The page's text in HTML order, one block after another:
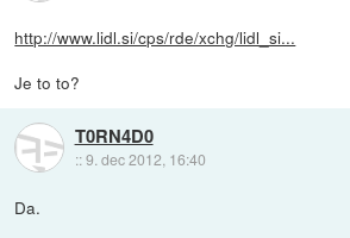
http://www.lidl.si/cps/rde/xchg/lidl_si...
Je to to?
T0RN4D0
::9. dec 2012, 16:40
Da.